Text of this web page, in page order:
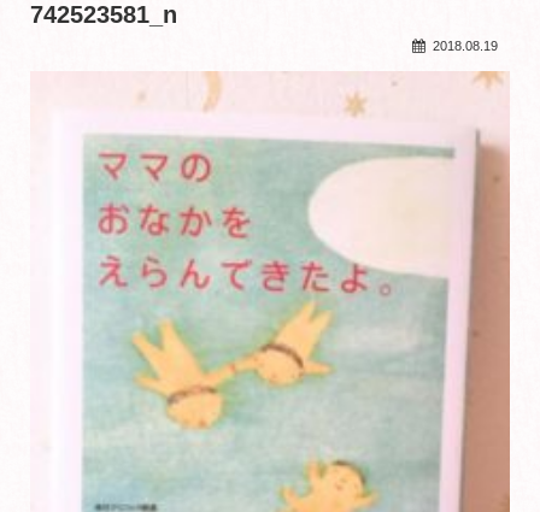
742523581_n
2018.08.19